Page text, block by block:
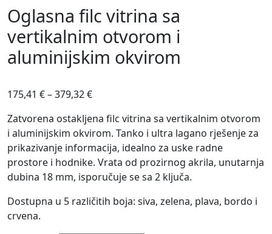
Oglasna filc vitrina sa
vertikalnim otvorom i
aluminijskim okvirom
175,41 €–379,32€
Zatvorena ostakljena filc vitrina sa vertikalnim otvorom
i aluminijskim okvirom. Tanko i ultra lagano rješenje za
prikazivanje informacija, idealno za uske radne
prostore i hodnike. Vrata od prozirnog akrila, unutarnja
dubina 18 mm, isporučuje se sa 2 ključa.
Dostupna u 5 različitih boja: siva, zelena, plava, bordo i
crvena.